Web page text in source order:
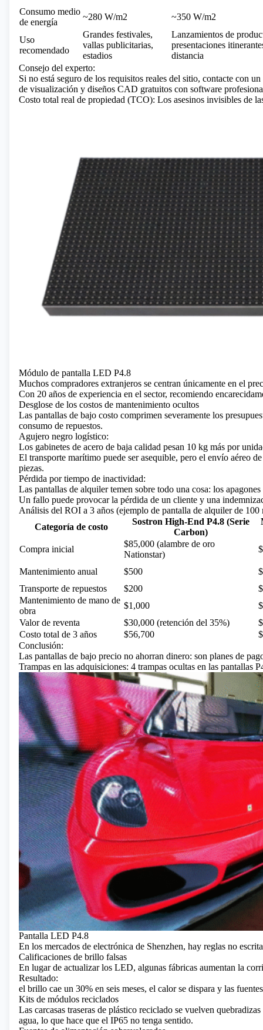
Consumo medio
de energía
~280 W/m2 ~350 W/m2
Uso
recomendado
Grandes festivales,
vallas publicitarias,
estadios
Lanzamientos de
presentaciones
distancia
Consejo del experto:
Si no está seguro de los requisitos reales del sitio, contacte con
de visualización y diseños CAD gratuitos con software
Costo total real de propiedad (TCO): Los asesinos invisibles de
Módulo de pantalla LED P4.8
Muchos compradores extranjeros se centran únicamente en el
Con 20 años de experiencia en el sector, recomiendo
Desglose de los costos de mantenimiento ocultos
Las pantallas de bajo costo comprimen severamente los
consumo de repuestos.
Agujero negro logístico:
Los gabinetes de acero de baja calidad pesan 10 kg más por
El transporte marítimo puede ser asequible, pero el envío aéreo
piezas.
Pérdida por tiempo de inactividad:
Las pantallas de alquiler temen sobre todo una cosa: los
Un fallo puede provocar la pérdida de un cliente y una
Análisis del ROI a 3 años (ejemplo de pantalla de alquiler de 100
Categoría de costo
Sostron High-End P4.8 (Serie
Carbon)
Compra inicial
$85,000 (alambre de oro
Nationstar)
Mantenimiento anual $500
Transporte de repuestos
$200
Mantenimiento de mano de
obra
$1,000
Valor de reventa
$30,000 (retención del 35%)
Costo total de 3 años
$56,700
Conclusión:
Las pantallas de bajo precio no ahorran dinero: son planes de
Trampas en las adquisiciones: 4 trampas ocultas en las pantallas
Pantalla LED P4.8
En los mercados de electrónica de Shenzhen, hay reglas no
Calificaciones de brillo falsas
En lugar de actualizar los LED, algunas fábricas aumentan la
Resultado:
el brillo cae un 30% en seis meses, el calor se dispara y las
Kits de módulos reciclados
Las carcasas traseras de plástico reciclado se vuelven
agua, lo que hace que el IP65 no tenga sentido.